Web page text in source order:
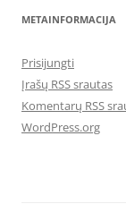
METAINFORMACIJA
Prisijungti
Įrašų RSS srautas
Komentarų RSS
WordPress.org